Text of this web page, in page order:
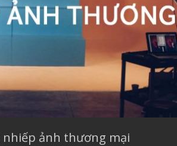
ảnh thương mại